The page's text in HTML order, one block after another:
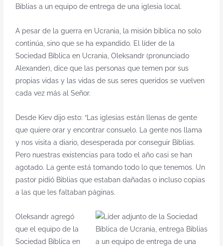
Biblias a un equipo de entrega de una iglesia local.
A pesar de la guerra en Ucrania, la misión bíblica no solo
continúa, sino que se ha expandido. El líder de la
Sociedad Bíblica en Ucrania, Oleksandr (pronunciado
Alexander), dice que las personas que temen por sus
propias vidas y las vidas de sus seres queridos se vuelven
cada vez más al Señor.
Desde Kiev dijo esto: “Las iglesias están llenas de gente
que quiere orar y encontrar consuelo. La gente nos llama
y nos visita a diario, desesperada por conseguir Biblias.
Pero nuestras existencias para todo el año casi se han
agotado. La gente está tomando todo lo que tenemos. Un
pastor pidió Biblias que estaban dañadas o incluso copias
a las que les faltaban páginas.
Oleksandr agregó
que el equipo de la
Sociedad Bíblica en
busca
esperanza